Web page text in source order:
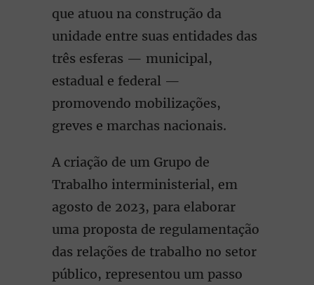
que atuou na construção da
unidade entre suas entidades das
três esferas — municipal,
estadual e federal —
promovendo mobilizações,
greves e marchas nacionais.
A criação de um Grupo de
Trabalho interministerial, em
agosto de 2023, para elaborar
uma proposta de regulamentação
das relações de trabalho no setor
público, representou um passo